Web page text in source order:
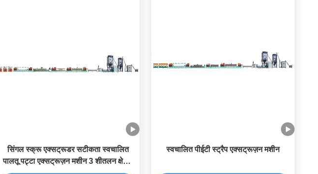
सिंगल स्क्रू एक्सट्रूडर सटीकता स्वचालित
पालतू पट्टा एक्सट्रूज़न मशीन 3 शीतलन क्षेत्रों
स्वचालित पीईटी स्ट्रैप एक्सट्रूज़न मशीन